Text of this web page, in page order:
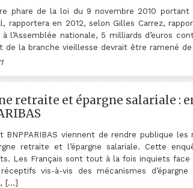
phare de la loi du 9 novembre 2010
rapportera en 2012, selon Gilles Carrez,
à l’Assemblée nationale, 5 milliards d’euros
de la branche vieillesse devrait être ramené
retraite et épargne salariale :
BNPPARIBAS viennent de rendre publique
retraite et l’épargne salariale. Cette
Les Français sont tout à la fois inquiets
vis-à-vis des mécanismes
[…]